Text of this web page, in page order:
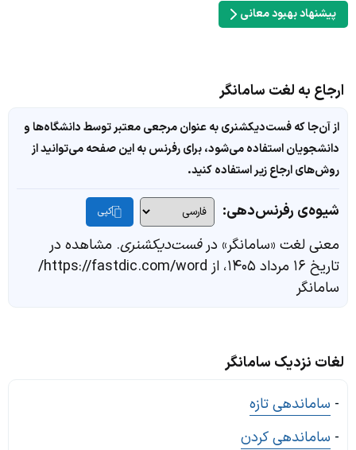
پیشنهاد بهبود معانی
ارجاع به لغت سامانگر
از آن‌جا که فست‌دیکشنری به عنوان مرجعی معتبر توسط دانشگاه‌ها و
دانشجویان استفاده می‌شود، برای رفرنس به این صفحه می‌توانید از
روش‌های ارجاع زیر استفاده کنید.
شیوه‌ی رفرنس‌دهی: کپی
معنی لغت «سامانگر» درفست‌دیکشنری. مشاهده در
تاریخ ۱۶ مرداد ۱۴۰۵، از https://fastdic.com/word/
سامانگر
لغات نزدیک سامانگر
- ساماندهی تازه
- ساماندهی کردن